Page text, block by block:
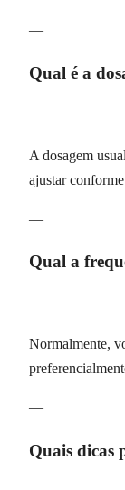
—
Qual é a
A dosagem
ajustar
—
Qual a
Normalmente,
—
Quais dicas